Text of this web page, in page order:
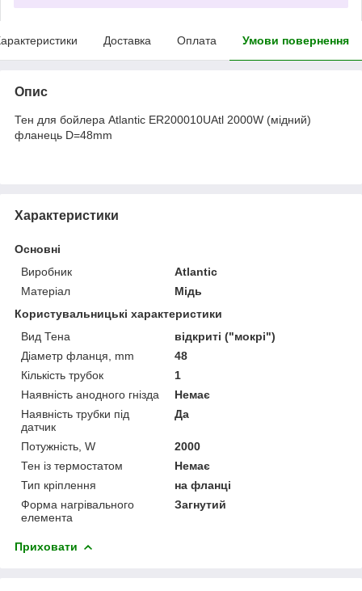
Доставка Оплата Умови повернення
Опис
Тен для бойлера Atlantic ER200010UAtl 2000W (мідний)
фланець D=48mm
Характеристики
Основні
Виробник
Atlantic
Матеріал
Мідь
Користувальницькі характеристики
Вид Тена
відкриті ("мокрі")
Діаметр фланця, mm
48
Кількість трубок
1
Наявність анодного гнізда
Немає
Наявність трубки під
датчик
Да
Потужність, W
2000
Тен із термостатом
Немає
Тип кріплення
на фланці
Форма нагрівального
елемента
Загнутий
Приховати